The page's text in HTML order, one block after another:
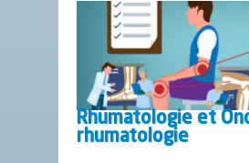
Rhumatologie et
rhumatologie